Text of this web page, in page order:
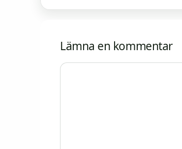
Lämna en kommentar
Kommentar